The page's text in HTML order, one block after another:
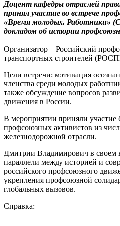
Доцент кафедры отраслей
принял участие во встрече
«Время молодых. Работники»
докладом об истории
Организатор – Российский
транспортных строителей
Цели встречи: мотивация
членства среди молодых
также обсуждение вопросов
движения в России.
В мероприятии приняли участие
профсоюзных активистов из
железнодорожной отрасли.
Дмитрий Владимирович в своем
параллели между историей и
российского профсоюзного
укрепления профсоюзной
глобальных вызовов.
Справка: